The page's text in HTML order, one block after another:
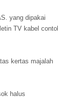
yang dipakai
TV kabel
kertas majalah
halus